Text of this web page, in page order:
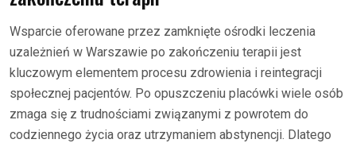
Wsparcie oferowane przez zamknięte ośrodki leczenia
uzależnień w Warszawie po zakończeniu terapii jest
kluczowym elementem procesu zdrowienia i reintegracji
społecznej pacjentów. Po opuszczeniu placówki wiele osób
zmaga się z trudnościami związanymi z powrotem do
codziennego życia oraz utrzymaniem abstynencji. Dlatego